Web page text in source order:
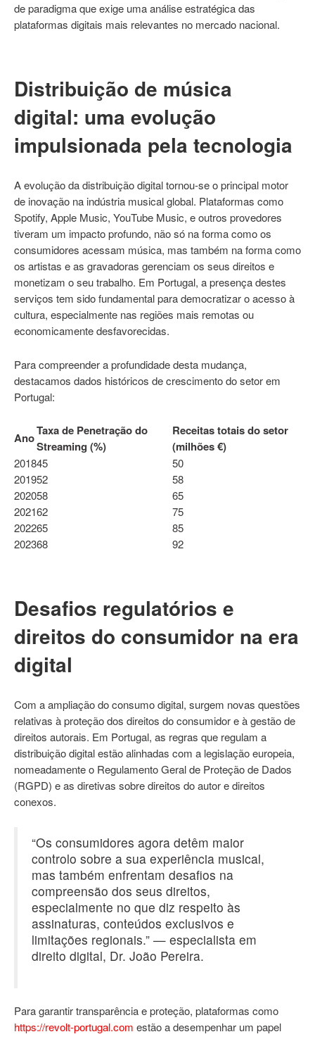
de paradigma que exige uma análise estratégica das
plataformas digitais mais relevantes no mercado nacional.
Distribuição de música
digital: uma evolução
impulsionada pela tecnologia
A evolução da distribuição digital tornou-se o principal motor
de inovação na indústria musical global. Plataformas como
Spotify, Apple Music, YouTube Music, e outros provedores
tiveram um impacto profundo, não só na forma como os
consumidores acessam música, mas também na forma como
os artistas e as gravadoras gerenciam os seus direitos e
monetizam o seu trabalho. Em Portugal, a presença destes
serviços tem sido fundamental para democratizar o acesso à
cultura, especialmente nas regiões mais remotas ou
economicamente desfavorecidas.
Para compreender a profundidade desta mudança,
destacamos dados históricos de crescimento do setor em
Portugal:
AnoTaxa de Penetração do
Streaming (%)
Receitas totais do setor
(milhões €)
201845
50
201952
58
202058
65
202162
75
202265
85
202368 92
Desafios regulatórios e
direitos do consumidor na era
digital
Com a ampliação do consumo digital, surgem novas questões
relativas à proteção dos direitos do consumidor e à gestão de
direitos autorais. Em Portugal, as regras que regulam a
distribuição digital estão alinhadas com a legislação europeia,
nomeadamente o Regulamento Geral de Proteção de Dados
(RGPD) e as diretivas sobre direitos do autor e direitos
conexos.
“Os consumidores agora detêm maior
controlo sobre a sua experiência musical,
mas também enfrentam desafios na
compreensão dos seus direitos,
especialmente no que diz respeito às
assinaturas, conteúdos exclusivos e
limitações regionais.” — especialista em
direito digital, Dr. João Pereira.
Para garantir transparência e proteção, plataformas como
https://revolt-portugal.com estão a desempenhar um papel